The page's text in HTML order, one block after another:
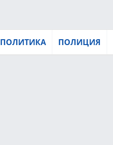
ПОЛИТИКА ПОЛИЦИЯ